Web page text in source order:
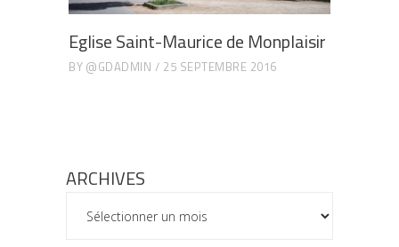
Eglise Saint-Maurice de Monplaisir
BY @GDADMIN 25 SEPTEMBRE 2016
ARCHIVES
ARCHIVES